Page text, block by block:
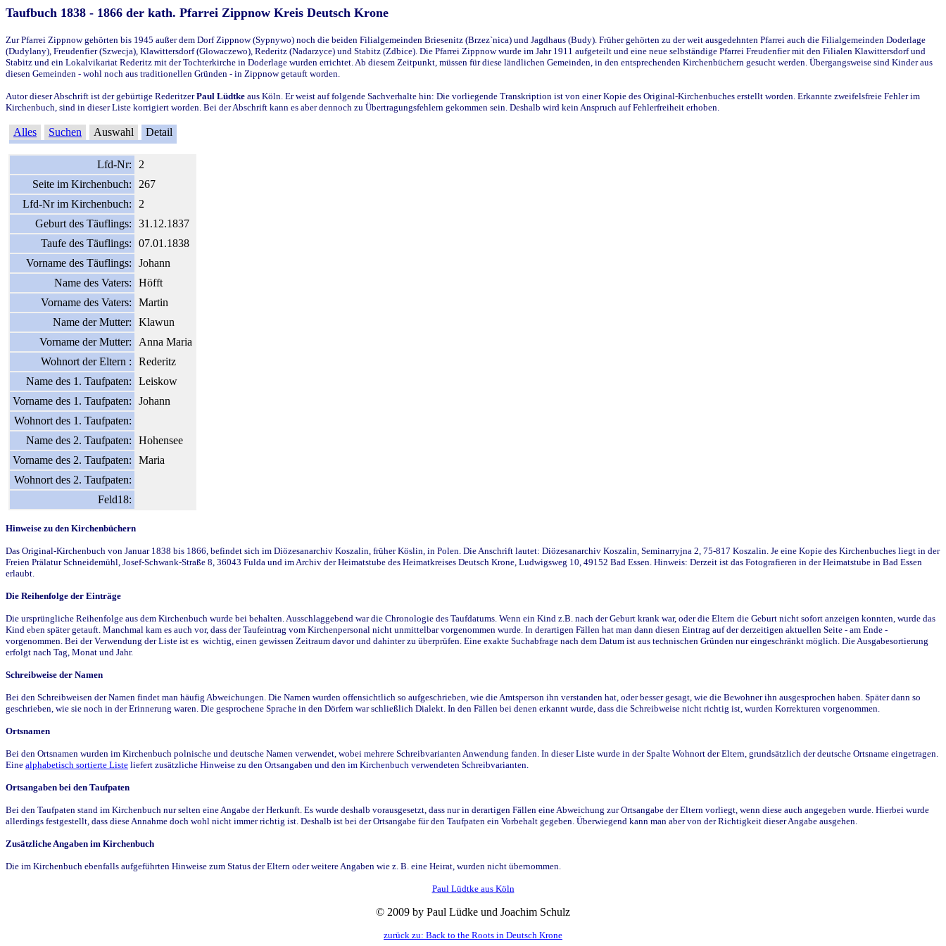
Taufbuch 1838 - 1866 der kath. Pfarrei Zippnow Kreis Deutsch Krone
Zur Pfarrei Zippnow gehörten bis 1945 außer dem Dorf Zippnow (Sypnywo) noch die beiden Filialgemeinden Briesenitz (Brzez`nica) und Jagdhaus (Budy). Früher gehörten zu der weit ausgedehnten Pfarrei auch die Filialgemeinden Doderlage
(Dudylany), Freudenfier (Szwecja), Klawittersdorf (Glowaczewo), Rederitz (Nadarzyce) und Stabitz (Zdbice). Die Pfarrei Zippnow wurde im Jahr 1911 aufgeteilt und eine neue selbständige Pfarrei Freudenfier mit den Filialen Klawittersdorf und
Stabitz und ein Lokalvikariat Rederitz mit der Tochterkirche in Doderlage wurden errichtet. Ab diesem Zeitpunkt, müssen für diese ländlichen Gemeinden, in den entsprechenden Kirchenbüchern gesucht werden. Übergangsweise sind Kinder aus
diesen Gemeinden - wohl noch aus traditionellen Gründen - in Zippnow getauft worden.
Autor dieser Abschrift ist der gebürtige RederitzerPaul Lüdtke aus Köln. Er weist auf folgende Sachverhalte hin: Die vorliegende Transkription ist von einer Kopie des Original-Kirchenbuches erstellt worden. Erkannte zweifelsfreie Fehler im
Kirchenbuch, sind in dieser Liste korrigiert worden. Bei der Abschrift kann es aber dennoch zu Übertragungsfehlern gekommen sein. Deshalb wird kein Anspruch auf Fehlerfreiheit erhoben.
Alles Suchen Auswahl Detail
Lfd-Nr:
2
Seite im Kirchenbuch:
267
Lfd-Nr im Kirchenbuch:
2
Geburt des Täuflings:
31.12.1837
Taufe des Täuflings:
07.01.1838
Vorname des Täuflings:
Johann
Name des Vaters:
Höfft
Vorname des Vaters:
Martin
Name der Mutter:
Klawun
Vorname der Mutter:
Anna Maria
Wohnort der Eltern :
Rederitz
Name des 1. Taufpaten:
Leiskow
Vorname des 1. Taufpaten:
Johann
Wohnort des 1. Taufpaten:
Name des 2. Taufpaten:
Hohensee
Vorname des 2. Taufpaten:
Maria
Wohnort des 2. Taufpaten:
Feld18:
Hinweise zu den Kirchenbüchern
Das Original-Kirchenbuch von Januar 1838 bis 1866, befindet sich im Diözesanarchiv Koszalin, früher Köslin, in Polen. Die Anschrift lautet: Diözesanarchiv Koszalin, Seminarryjna 2, 75-817 Koszalin. Je eine Kopie des Kirchenbuches liegt in der
Freien Prälatur Schneidemühl, Josef-Schwank-Straße 8, 36043 Fulda und im Archiv der Heimatstube des Heimatkreises Deutsch Krone, Ludwigsweg 10, 49152 Bad Essen. Hinweis: Derzeit ist das Fotografieren in der Heimatstube in Bad Essen
erlaubt.
Die Reihenfolge der Einträge
Die ursprüngliche Reihenfolge aus dem Kirchenbuch wurde bei behalten. Ausschlaggebend war die Chronologie des Taufdatums. Wenn ein Kind z.B. nach der Geburt krank war, oder die Eltern die Geburt nicht sofort anzeigen konnten, wurde das
Kind eben später getauft. Manchmal kam es auch vor, dass der Taufeintrag vom Kirchenpersonal nicht unmittelbar vorgenommen wurde. In derartigen Fällen hat man dann diesen Eintrag auf der derzeitigen aktuellen Seite - am Ende -
vorgenommen. Bei der Verwendung der Liste ist es wichtig, einen gewissen Zeitraum davor und dahinter zu überprüfen. Eine exakte Suchabfrage nach dem Datum ist aus technischen Gründen nur eingeschränkt möglich. Die Ausgabesortierung
erfolgt nach Tag, Monat und Jahr.
Schreibweise der Namen
Bei den Schreibweisen der Namen findet man häufig Abweichungen. Die Namen wurden offensichtlich so aufgeschrieben, wie die Amtsperson ihn verstanden hat, oder besser gesagt, wie die Bewohner ihn ausgesprochen haben. Später dann so
geschrieben, wie sie noch in der Erinnerung waren. Die gesprochene Sprache in den Dörfern war schließlich Dialekt. In den Fällen bei denen erkannt wurde, dass die Schreibweise nicht richtig ist, wurden Korrekturen vorgenommen.
Ortsnamen
Bei den Ortsnamen wurden im Kirchenbuch polnische und deutsche Namen verwendet, wobei mehrere Schreibvarianten Anwendung fanden. In dieser Liste wurde in der Spalte Wohnort der Eltern, grundsätzlich der deutsche Ortsname eingetragen.
Eine alphabetisch sortierte Liste liefert zusätzliche Hinweise zu den Ortsangaben und den im Kirchenbuch verwendeten Schreibvarianten.
Ortsangaben bei den Taufpaten
Bei den Taufpaten stand im Kirchenbuch nur selten eine Angabe der Herkunft. Es wurde deshalb vorausgesetzt, dass nur in derartigen Fällen eine Abweichung zur Ortsangabe der Eltern vorliegt, wenn diese auch angegeben wurde. Hierbei wurde
allerdings festgestellt, dass diese Annahme doch wohl nicht immer richtig ist. Deshalb ist bei der Ortsangabe für den Taufpaten ein Vorbehalt gegeben. Überwiegend kann man aber von der Richtigkeit dieser Angabe ausgehen.
Zusätzliche Angaben im Kirchenbuch
Die im Kirchenbuch ebenfalls aufgeführten Hinweise zum Status der Eltern oder weitere Angaben wie z. B. eine Heirat, wurden nicht übernommen.
Paul Lüdtke aus Köln
© 2009 by Paul Lüdke und Joachim Schulz
zurück zu: Back to the Roots in Deutsch Krone